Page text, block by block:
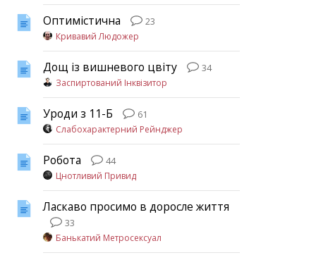
Оптимістична
23
Кривавий Людожер
Дощ із вишневого цвіту
34
Заспиртований Інквізитор
Уроди з 11-Б
61
Слабохарактерний Рейнджер
Робота
44
Цнотливий Привид
Ласкаво просимо в доросле життя
33
Банькатий Метросексуал